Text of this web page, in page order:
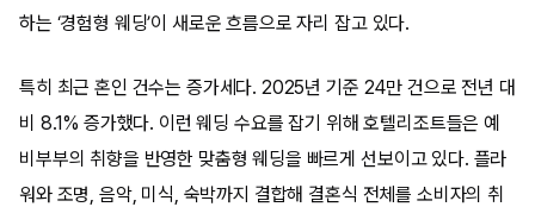
하는 ‘경험형 웨딩’이 새로운 흐름으로 자리 잡고 있다.
특히 최근 혼인 건수는 증가세다. 2025년 기준 24만 건으로 전년 대
비 8.1% 증가했다. 이런 웨딩 수요를 잡기 위해 호텔리조트들은 예
비부부의 취향을 반영한 맞춤형 웨딩을 빠르게 선보이고 있다. 플라
워와 조명, 음악, 미식, 숙박까지 결합해 결혼식 전체를 소비자의 취